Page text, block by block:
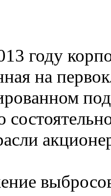
году
на